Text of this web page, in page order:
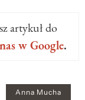
artykuł do
w Google.
Anna Mucha